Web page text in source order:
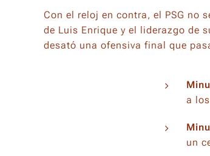
Con el reloj en contra, el PSG no
de Luis Enrique y el liderazgo de
desató una ofensiva final que
a
un